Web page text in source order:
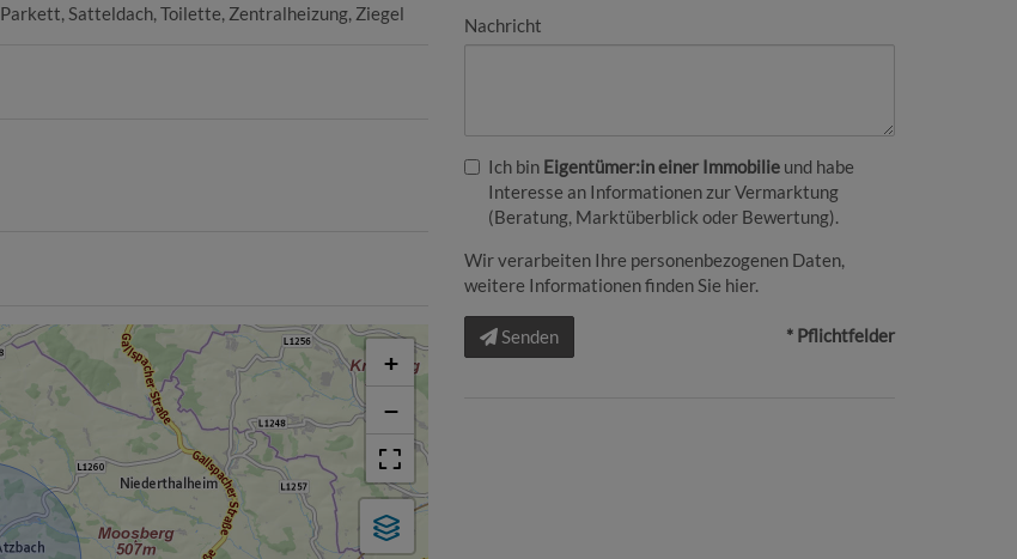
Parkett Satteldach Toilette Zentralheizung Ziegel
+
−
Nachricht
Ich bin Eigentümer:in einer Immobilie und habe
Interesse an Informationen zur Vermarktung
(Beratung, Marktüberblick oder Bewertung).
Wir verarbeiten Ihre personenbezogenen Daten,
weitere Informationen finden Sie hier.
Senden * Pflichtfelder